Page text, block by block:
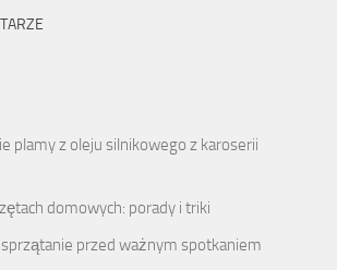
plamy z oleju silnikowego z karoserii
domowych: porady i triki
przed ważnym spotkaniem